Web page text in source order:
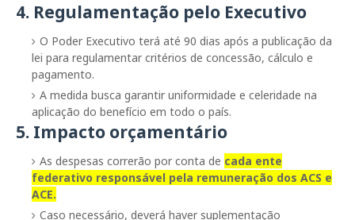
4. Regulamentação pelo Executivo
O Poder Executivo terá até 90 dias após a publicação da
lei para regulamentar critérios de concessão, cálculo e
pagamento.
A medida busca garantir uniformidade e celeridade na
aplicação do benefício em todo o país.
5. Impacto orçamentário
As despesas correrão por conta de cada ente
federativo responsável pela remuneração dos ACS e
ACE.
Caso necessário, deverá haver suplementação